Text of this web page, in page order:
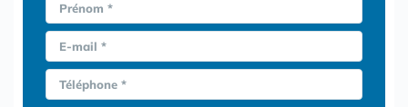
Prénom *
E-mail *
Téléphone *